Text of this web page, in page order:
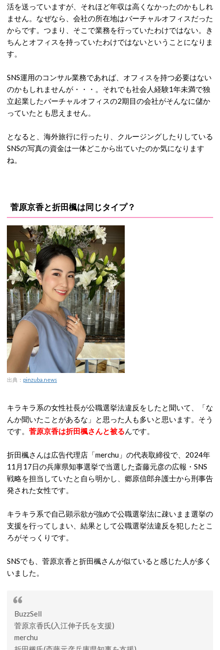
活を送っていますが、それほど年収は高くなかったのかもしれ
ません。なぜなら、会社の所在地はバーチャルオフィスだった
からです。つまり、そこで業務を行っていたわけではない。き
ちんとオフィスを持っていたわけではないということになりま
す。
SNS運用のコンサル業務であれば、オフィスを持つ必要はない
のかもしれませんが・・・。それでも社会人経験1年未満で独
立起業したバーチャルオフィスの2期目の会社がそんなに儲か
っていたとも思えません。
となると、海外旅行に行ったり、クルージングしたりしている
SNSの写真の資金は一体どこから出ていたのか気になります
ね。
菅原京香と折田楓は同じタイプ？
出典： pinzuba.news
キラキラ系の女性社長が公職選挙法違反をしたと聞いて、「な
んか聞いたことがあるな」と思った人も多いと思います。そう
です。 菅原京香は折田楓さんと被るんです。
折田楓さんは広告代理店「merchu」の代表取締役で、2024年
11月17日の兵庫県知事選挙で当選した斎藤元彦の広報・SNS
戦略を担当していたと自ら明かし、郷原信郎弁護士から刑事告
発された女性です。
キラキラ系で自己顕示欲が強めで公職選挙法に疎いまま選挙の
支援を行ってしまい、結果として公職選挙法違反を犯したとこ
ろがそっくりです。
SNSでも、菅原京香と折田楓さんが似ていると感じた人が多く
いました。
BuzzSell
菅原京香氏(入江伸子氏を支援)
merchu